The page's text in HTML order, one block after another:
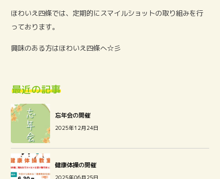
ほわいえ四條では、定期的にスマイルショットの取り組みを行
っております。
興味のある方はほわいえ四條へ☆彡
最近の記事
忘年会の開催
2025年12月24日
健康体操の開催
2025年06月25日